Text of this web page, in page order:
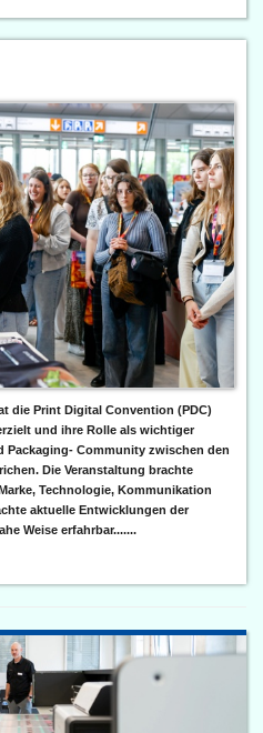
die Print Digital Convention (PDC)
und ihre Rolle als wichtiger
Community zwischen den
Die Veranstaltung brachte
Technologie, Kommunikation
aktuelle Entwicklungen der
Weise erfahrbar.......